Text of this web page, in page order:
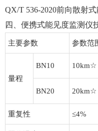
QX/T 536-2020前向散射
四、便携式能见度监测仪
主要参数 参数范
量程
BN10
10km☆
BN20 20km☆
重复性 ≤4%